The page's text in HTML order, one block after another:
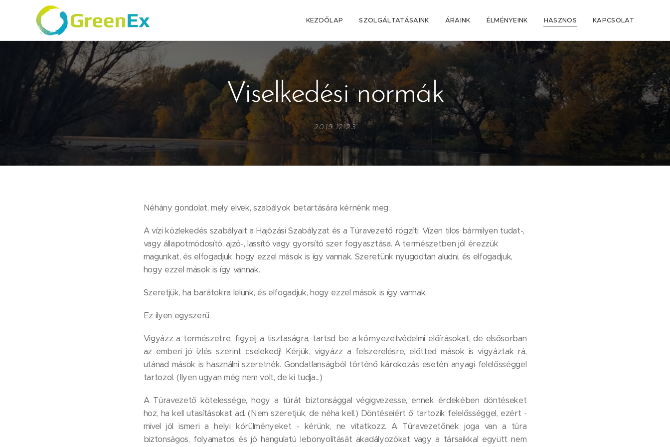
KEZDŐLAP SZOLGÁLTATÁSAINK ÁRAINK ÉLMÉNYEINK HASZNOS KAPCSOLAT
Viselkedési normák
2019.12.23
Néhány gondolat, mely elvek, szabályok betartására kérnénk meg:
A vízi közlekedés szabályait a Hajózási Szabályzat és a Túravezető rögzíti. Vízen tilos bármilyen tudat-,
vagy állapotmódosító, ajzó-, lassító vagy gyorsító szer fogyasztása. A természetben jól érezzük
magunkat, és elfogadjuk, hogy ezzel mások is így vannak. Szeretünk nyugodtan aludni, és elfogadjuk,
hogy ezzel mások is így vannak.
Szeretjük, ha barátokra lelünk, és elfogadjuk, hogy ezzel mások is így vannak.
Ez ilyen egyszerű.
Vigyázz a természetre, figyelj a tisztaságra, tartsd be a környezetvédelmi előírásokat, de elsősorban
az emberi jó ízlés szerint cselekedj! Kérjük, vigyázz a felszerelésre, előtted mások is vigyáztak rá,
utánad mások is használni szeretnék. Gondatlanságból történő károkozás esetén anyagi felelősséggel
tartozol. (Ilyen ugyan még nem volt, de ki tudja...)
A Túravezető kötelessége, hogy a túrát biztonsággal végigvezesse, ennek érdekében döntéseket
hoz, ha kell utasításokat ad. (Nem szeretjük, de néha kell.) Döntéseiért ő tartozik felelősséggel, ezért -
mivel jól ismeri a helyi körülményeket - kérünk, ne vitatkozz. A Túravezetőnek joga van a túra
biztonságos, folyamatos és jó hangulatú lebonyolítását akadályozókat vagy a társaikkal együtt nem